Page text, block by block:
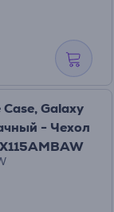
Galaxy
- Чехол